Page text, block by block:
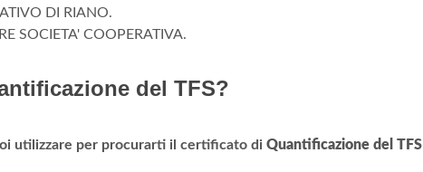
DI RIANO.
SOCIETA' COOPERATIVA.
del TFS?
utilizzare per procurarti il certificato di Quantificazione del TFS